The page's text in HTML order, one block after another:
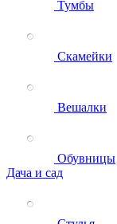
Тумбы
Скамейки
Вешалки
Обувницы
Дача и сад